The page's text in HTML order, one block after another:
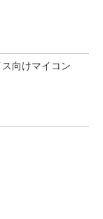
向けマイコン